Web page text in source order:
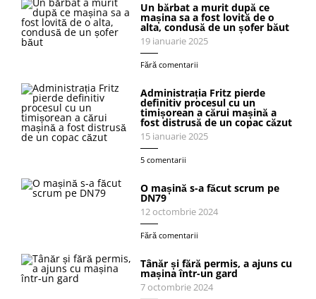
Un bărbat a murit după ce
mașina sa a fost lovită de o
alta, condusă de un șofer băut
19 ianuarie 2025
Fără comentarii
Administrația Fritz pierde
definitiv procesul cu un
timișorean a cărui mașină a
fost distrusă de un copac căzut
15 ianuarie 2025
5 comentarii
O mașină s-a făcut scrum pe
DN79
12 octombrie 2024
Fără comentarii
Tânăr și fără permis, a ajuns cu
mașina într-un gard
7 octombrie 2024